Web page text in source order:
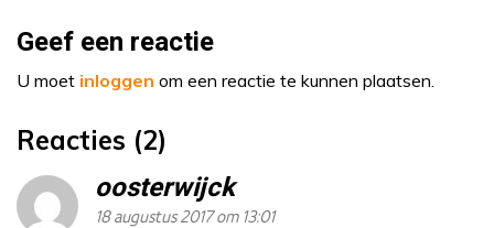
Geef een reactie
U moet inloggen om een reactie te kunnen plaatsen.
Reacties (2)
oosterwijck
18 augustus 2017 om 13:01